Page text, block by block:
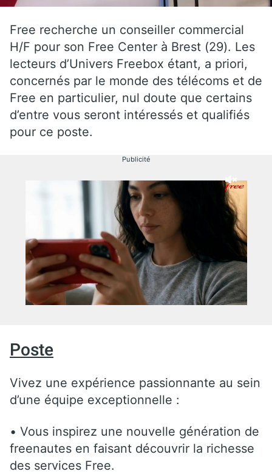
Free recherche un conseiller commercial
H/F pour son Free Center à Brest (29). Les
lecteurs d’Univers Freebox étant, a priori,
concernés par le monde des télécoms et de
Free en particulier, nul doute que certains
d’entre vous seront intéressés et qualifiés
pour ce poste.
Publicité
Poste
Vivez une expérience passionnante au sein
d’une équipe exceptionnelle :
• Vous inspirez une nouvelle génération de
freenautes en faisant découvrir la richesse
des services Free.